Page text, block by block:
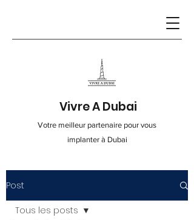
Vivre A Dubai
Votre meilleur partenaire pour vous
implanter à Dubai
Post
Tous les posts